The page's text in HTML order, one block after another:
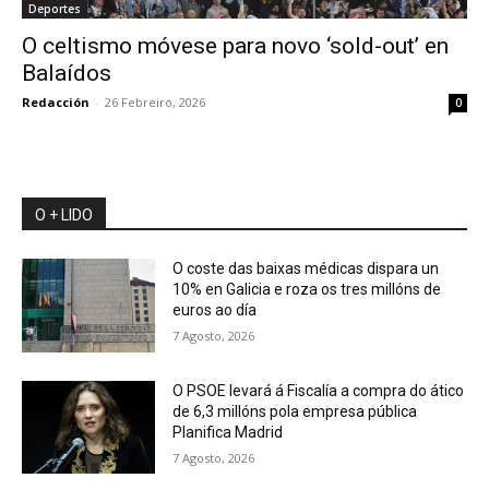
Deportes
O celtismo móvese para novo ‘sold-out’ en
Balaídos
Redacción - 26 Febreiro, 2026 0
O + LIDO
O coste das baixas médicas dispara un
10% en Galicia e roza os tres millóns de
euros ao día
7 Agosto, 2026
O PSOE levará á Fiscalía a compra do ático
de 6,3 millóns pola empresa pública
Planifica Madrid
7 Agosto, 2026